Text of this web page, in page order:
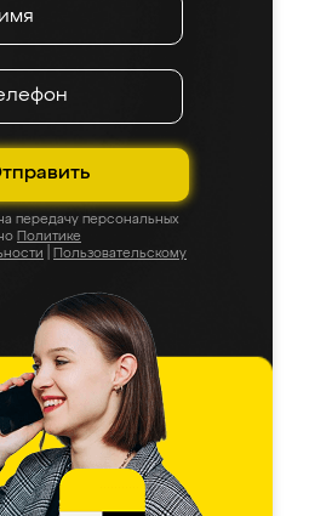
передачу персональных
Политике
Пользовательскому